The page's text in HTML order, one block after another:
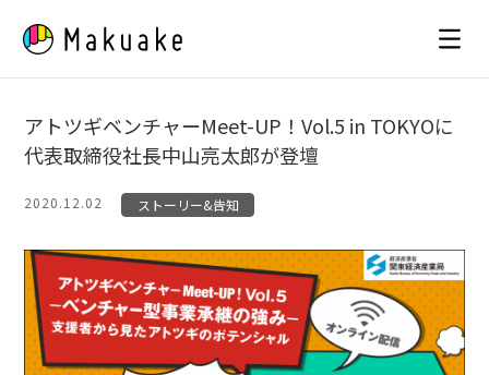
content
アトツギベンチャーMeet-UP！Vol.5 in TOKYOに
代表取締役社長中山亮太郎が登壇
2020.12.02 ストーリー&告知